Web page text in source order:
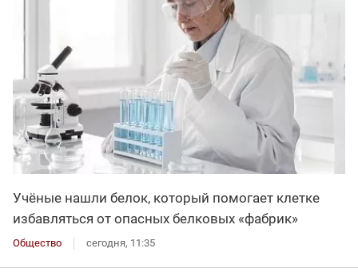
Учёные нашли белок, который помогает клетке
избавляться от опасных белковых «фабрик»
Общество сегодня, 11:35